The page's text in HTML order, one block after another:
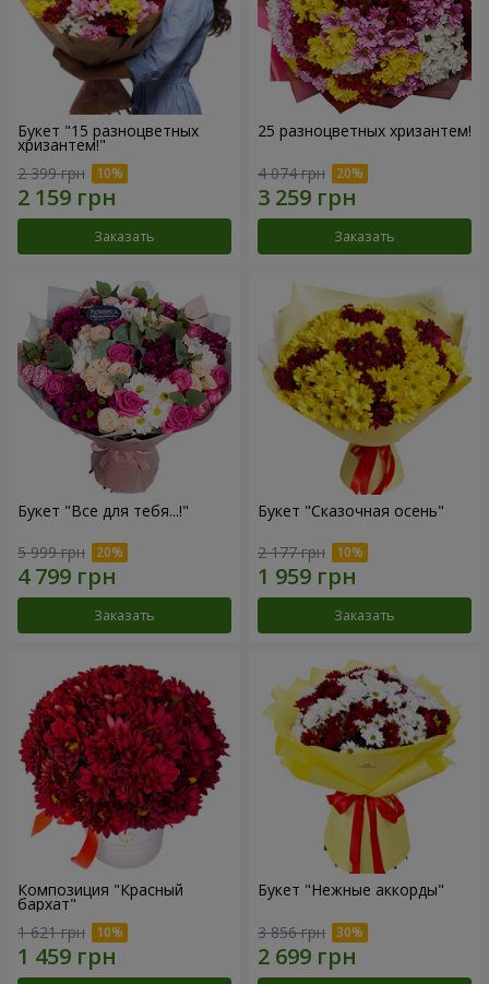
Букет "15 разноцветных
хризантем!"
2 399 грн
Заказать
25 разноцветных хризантем!
4 074 грн
Заказать
Букет "Все для тебя...!"
5 999 грн
Заказать
Букет "Сказочная осень"
2 177 грн
Заказать
Композиция "Красный
бархат"
1 621 грн
Букет "Нежные аккорды"
3 856 грн